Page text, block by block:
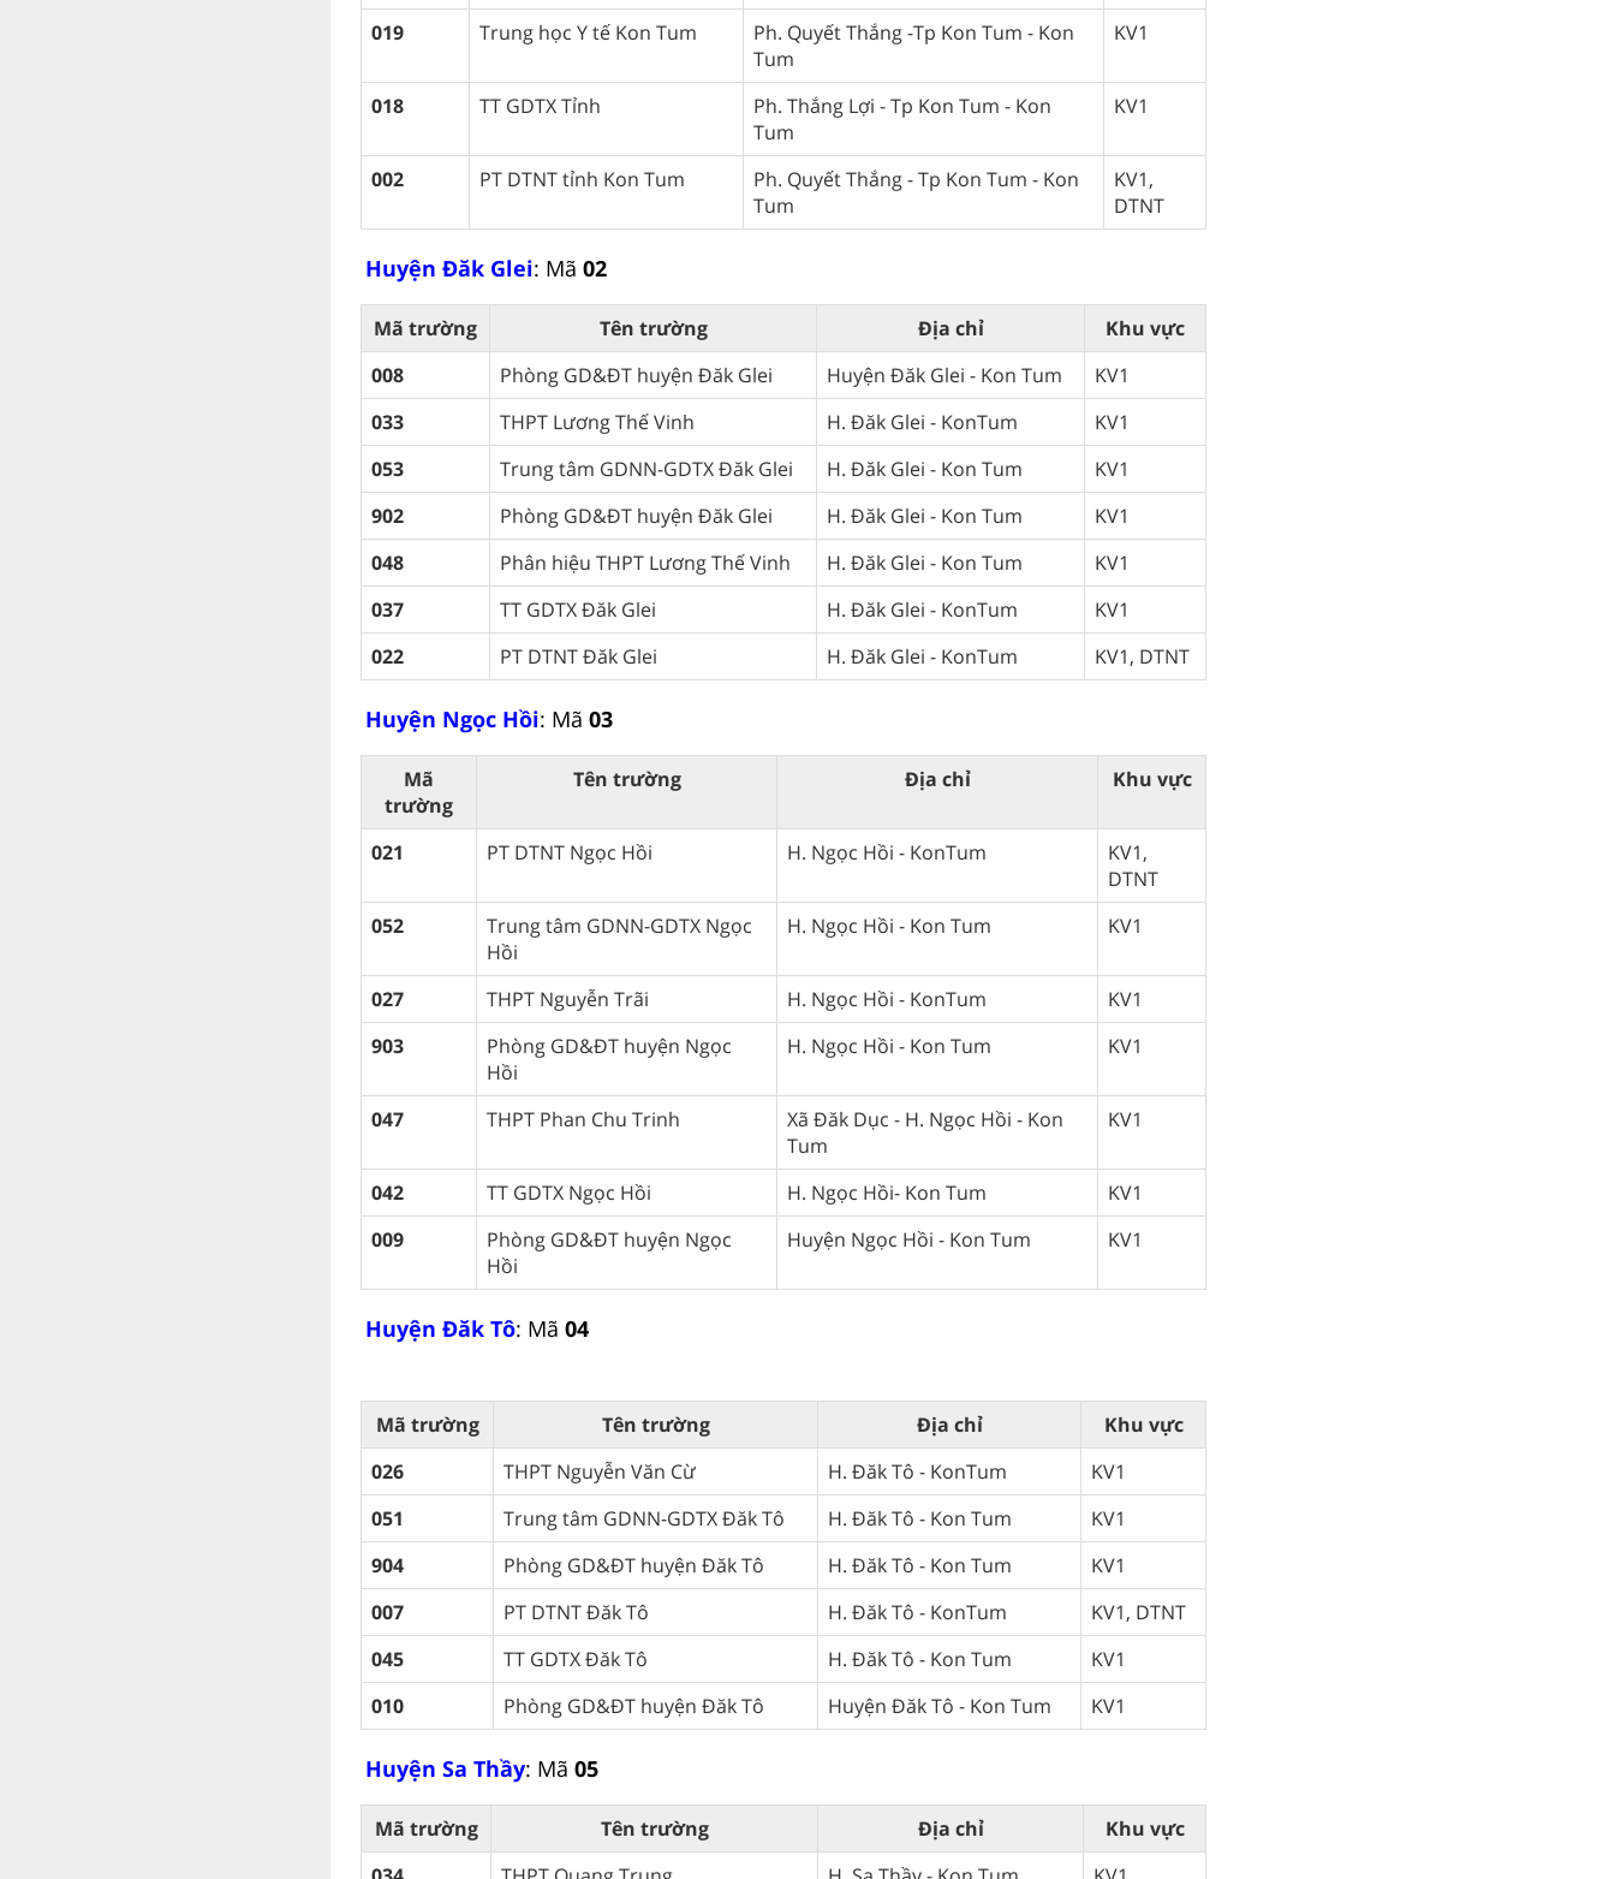
019 Trung học Y tế Kon Tum
Ph. Quyết Thắng -Tp Kon Tum - Kon
Tum
KV1
018 TT GDTX Tỉnh
Ph. Thắng Lợi - Tp Kon Tum - Kon
Tum
KV1
002 PT DTNT tỉnh Kon Tum
Ph. Quyết Thắng - Tp Kon Tum - Kon
Tum
KV1,
DTNT
Huyện Đăk Glei: Mã 02
Mã trường Tên trường Địa chỉ
Khu vực
008
Phòng GD&ĐT huyện Đăk Glei Huyện Đăk Glei - Kon Tum
KV1
033
THPT Lương Thế Vinh H. Đăk Glei - KonTum
KV1
053
Trung tâm GDNN-GDTX Đăk Glei H. Đăk Glei - Kon Tum
KV1
902
Phòng GD&ĐT huyện Đăk Glei H. Đăk Glei - Kon Tum
KV1
048
Phân hiệu THPT Lương Thế Vinh H. Đăk Glei - Kon Tum
KV1
037
TT GDTX Đăk Glei H. Đăk Glei - KonTum
KV1
022
PT DTNT Đăk Glei H. Đăk Glei - KonTum KV1, DTNT
Huyện Ngọc Hồi: Mã 03
Mã
trường
Tên trường Địa chỉ Khu vực
021 PT DTNT Ngọc Hồi H. Ngọc Hồi - KonTum
KV1,
DTNT
052
Trung tâm GDNN-GDTX Ngọc
Hồi
H. Ngọc Hồi - Kon Tum KV1
027 THPT Nguyễn Trãi H. Ngọc Hồi - KonTum
KV1
903
Phòng GD&ĐT huyện Ngọc
Hồi
H. Ngọc Hồi - Kon Tum KV1
047 THPT Phan Chu Trinh
Xã Đăk Dục - H. Ngọc Hồi - Kon
Tum
KV1
042 TT GDTX Ngọc Hồi H. Ngọc Hồi- Kon Tum
KV1
009
Phòng GD&ĐT huyện Ngọc
Hồi
Huyện Ngọc Hồi - Kon Tum KV1
Huyện Đăk Tô: Mã 04
Mã trường Tên trường Địa chỉ
Khu vực
026
THPT Nguyễn Văn Cừ H. Đăk Tô - KonTum
KV1
051
Trung tâm GDNN-GDTX Đăk Tô H. Đăk Tô - Kon Tum
KV1
904
Phòng GD&ĐT huyện Đăk Tô H. Đăk Tô - Kon Tum
KV1
007
PT DTNT Đăk Tô H. Đăk Tô - KonTum
KV1, DTNT
045
TT GDTX Đăk Tô H. Đăk Tô - Kon Tum
KV1
010
Phòng GD&ĐT huyện Đăk Tô Huyện Đăk Tô - Kon Tum KV1
Huyện Sa Thầy: Mã 05
Mã trường Tên trường Địa chỉ
Khu vực